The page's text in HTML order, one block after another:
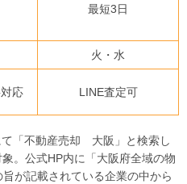
最短3日
火・水
応 LINE査定可
て「不動産売却 大阪」と検索し
。公式HP内に「大阪府全域の物
が記載されている企業の中から